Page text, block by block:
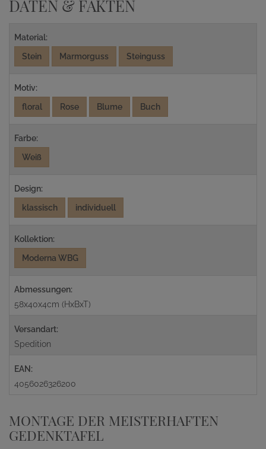
DATEN & FAKTEN
Material:
Stein
Marmorguss Steinguss
Motiv:
floral
Rose Blume Buch
Farbe:
Weiß
Design:
klassisch
individuell
Kollektion:
Moderna WBG
Abmessungen:
58x40x4cm (HxBxT)
Versandart:
Spedition
EAN:
4056026326200
MONTAGE DER MEISTERHAFTEN
GEDENKTAFEL